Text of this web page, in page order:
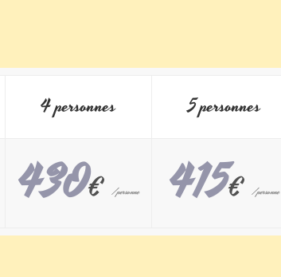
4 personnes
430€ /personne
5 personnes
415€ /personne